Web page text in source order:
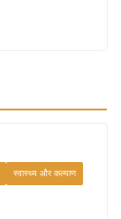
स्वास्थ्य और कल्याण